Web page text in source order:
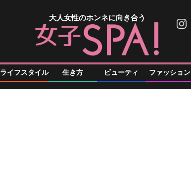
大人女性のホンネに向き合う
ライフスタイル 生き方 ビューティ ファッション